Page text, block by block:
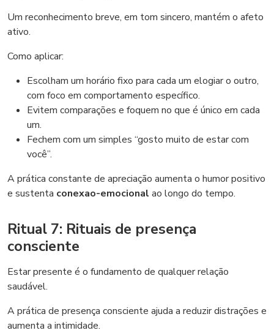
Um reconhecimento breve, em tom sincero, mantém o afeto
ativo.
Como aplicar:
Escolham um horário fixo para cada um elogiar o outro,
com foco em comportamento específico.
Evitem comparações e foquem no que é único em cada
um.
Fechem com um simples “gosto muito de estar com
você”.
A prática constante de apreciação aumenta o humor positivo
e sustenta conexao-emocional ao longo do tempo.
Ritual 7: Rituais de presença
consciente
Estar presente é o fundamento de qualquer relação
saudável.
A prática de presença consciente ajuda a reduzir distrações e
aumenta a intimidade.